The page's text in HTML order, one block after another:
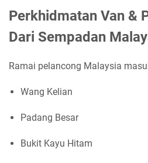
Perkhidmatan Van &
Dari Sempadan
Ramai pelancong Malaysia
Wang Kelian
Padang Besar
Bukit Kayu Hitam